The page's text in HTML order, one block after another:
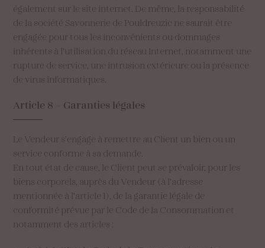
également sur le site internet. De même, la responsabilité
de la société Savonnerie de Pouldreuzic ne saurait être
engagée pour tous les inconvénients ou dommages
inhérents à l’utilisation du réseau Internet, notamment une
rupture de service, une intrusion extérieure ou la présence
de virus informatiques.
Article 8 Garanties légales
Le Vendeur s’engage à remettre au Client un bien ou un
service conforme à sa demande.
En tout état de cause, le Client peut se prévaloir, pour les
biens corporels, auprès du Vendeur (à l’adresse
mentionnée à l’article 1), de la garantie légale de
conformité prévue par le Code de la Consommation et
notamment des articles :